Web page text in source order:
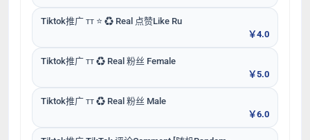
Tiktok推广 ᴛᴛ ⭐ ♻ Real 点赞Like Ru
￥4.0
Tiktok推广 ᴛᴛ ♻ Real 粉丝 Female
￥5.0
Tiktok推广 ᴛᴛ ♻ Real 粉丝 Male
￥6.0